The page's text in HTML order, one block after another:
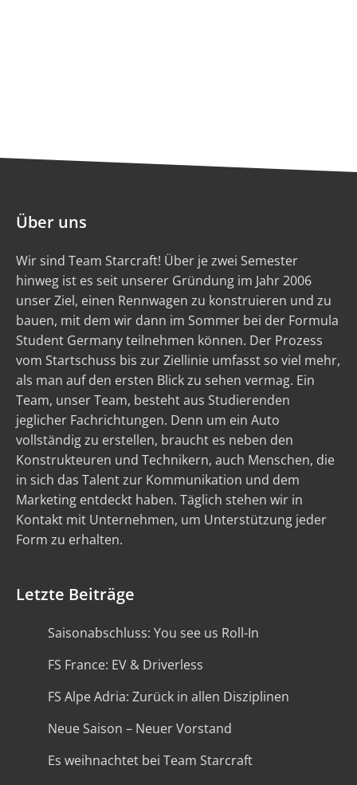
Über uns
Wir sind Team Starcraft! Über je zwei Semester
hinweg ist es seit unserer Gründung im Jahr 2006
unser Ziel, einen Rennwagen zu konstruieren und zu
bauen, mit dem wir dann im Sommer bei der Formula
Student Germany teilnehmen können. Der Prozess
vom Startschuss bis zur Ziellinie umfasst so viel mehr,
als man auf den ersten Blick zu sehen vermag. Ein
Team, unser Team, besteht aus Studierenden
jeglicher Fachrichtungen. Denn um ein Auto
vollständig zu erstellen, braucht es neben den
Konstrukteuren und Technikern, auch Menschen, die
in sich das Talent zur Kommunikation und dem
Marketing entdeckt haben. Täglich stehen wir in
Kontakt mit Unternehmen, um Unterstützung jeder
Form zu erhalten.
Letzte Beiträge
Saisonabschluss: You see us Roll-In
FS France: EV & Driverless
FS Alpe Adria: Zurück in allen Disziplinen
Neue Saison – Neuer Vorstand
Es weihnachtet bei Team Starcraft